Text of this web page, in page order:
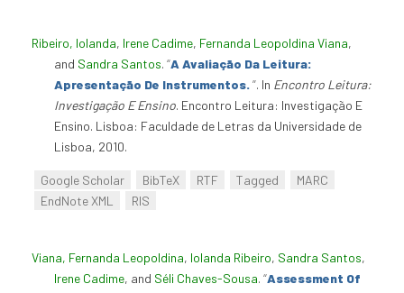
Ribeiro, Iolanda, Irene Cadime, Fernanda Leopoldina Viana,
and Sandra Santos. “A Avaliação Da Leitura:
Apresentação De Instrumentos.”. In Encontro Leitura:
Investigação E Ensino. Encontro Leitura: Investigação E
Ensino. Lisboa: Faculdade de Letras da Universidade de
Lisboa, 2010.
Google Scholar BibTeX RTF Tagged
MARC
EndNote XML
RIS
Viana, Fernanda Leopoldina, Iolanda Ribeiro, Sandra Santos,
Irene Cadime, and Séli Chaves-Sousa. “Assessment Of